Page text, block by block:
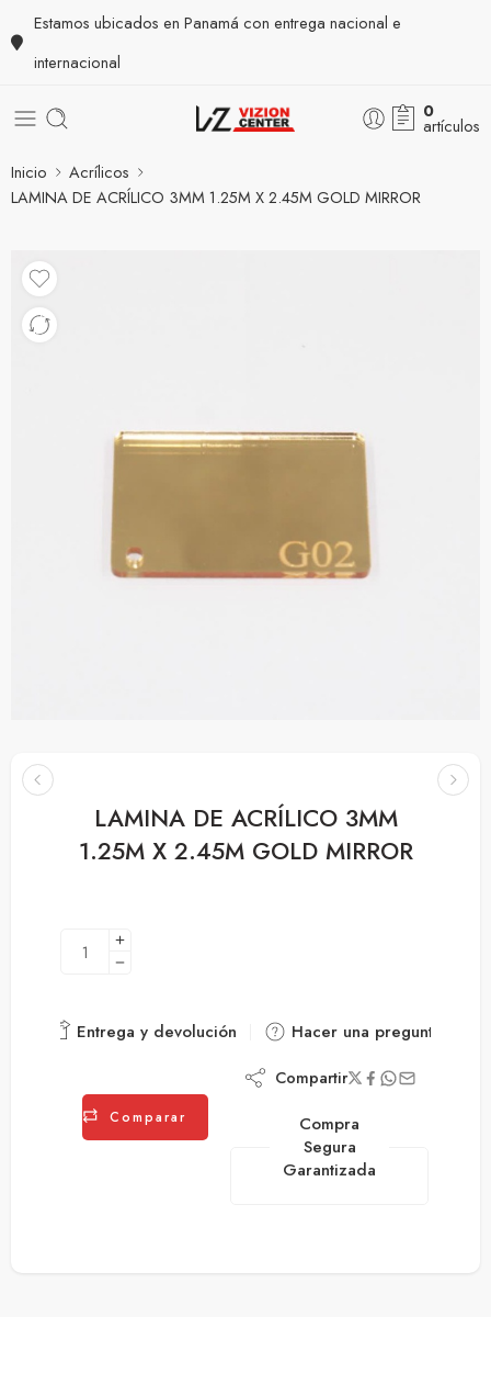
Estamos ubicados en Panamá con entrega nacional e
internacional
0
artículos
Inicio
Acrílicos
LAMINA DE ACRÍLICO 3MM 1.25M X 2.45M GOLD MIRROR
LAMINA DE ACRÍLICO 3MM
1.25M X 2.45M GOLD MIRROR
Entrega y devolución Hacer una pregunta
Comparar
Compartir
Compra
Segura
Garantizada